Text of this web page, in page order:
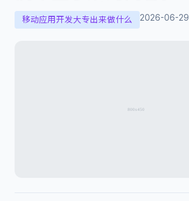
移动应用开发大专出来做什么 2026-06-29